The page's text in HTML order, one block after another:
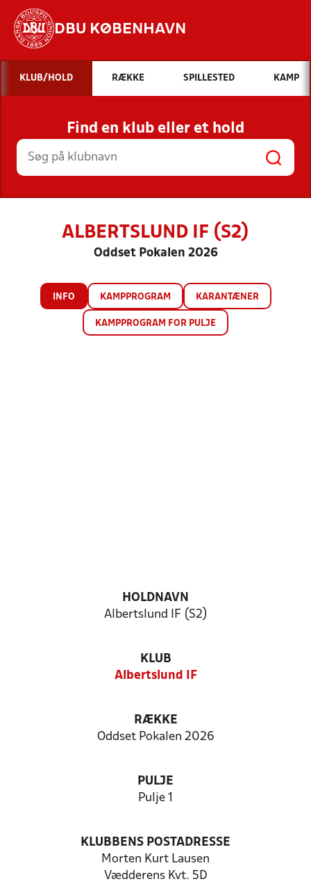
DBU KØBENHAVN
Hvad vil du søge efter?
INDHOLD OG NYHEDER
STILLINGER, RESULTATER, KLUBBER OG
HOLD
KLUB/HOLD RÆKKE SPILLESTED KAMP
Find en klub eller et hold
ALBERTSLUND IF (S2)
Oddset Pokalen 2026
INFO KAMPPROGRAM KARANTÆNER
KAMPPROGRAM FOR PULJE
HOLDNAVN
Albertslund IF (S2)
KLUB
Albertslund IF
RÆKKE
Oddset Pokalen 2026
PULJE
Pulje 1
KLUBBENS POSTADRESSE
Morten Kurt Lausen
Vædderens Kvt. 5D